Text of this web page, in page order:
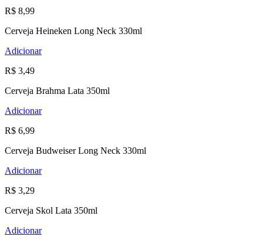
R$ 8,99
Cerveja Heineken Long Neck 330ml
Adicionar
R$ 3,49
Cerveja Brahma Lata 350ml
Adicionar
R$ 6,99
Cerveja Budweiser Long Neck 330ml
Adicionar
R$ 3,29
Cerveja Skol Lata 350ml
Adicionar